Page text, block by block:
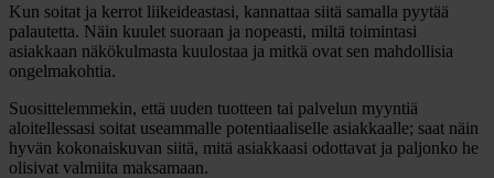
Kun soitat ja kerrot liikeideastasi, kannattaa siitä samalla pyytää
palautetta. Näin kuulet suoraan ja nopeasti, miltä toimintasi
asiakkaan näkökulmasta kuulostaa ja mitkä ovat sen mahdollisia
ongelmakohtia.
Suosittelemmekin, että uuden tuotteen tai palvelun myyntiä
aloitellessasi soitat useammalle potentiaaliselle asiakkaalle; saat näin
hyvän kokonaiskuvan siitä, mitä asiakkaasi odottavat ja paljonko he
olisivat valmiita maksamaan.